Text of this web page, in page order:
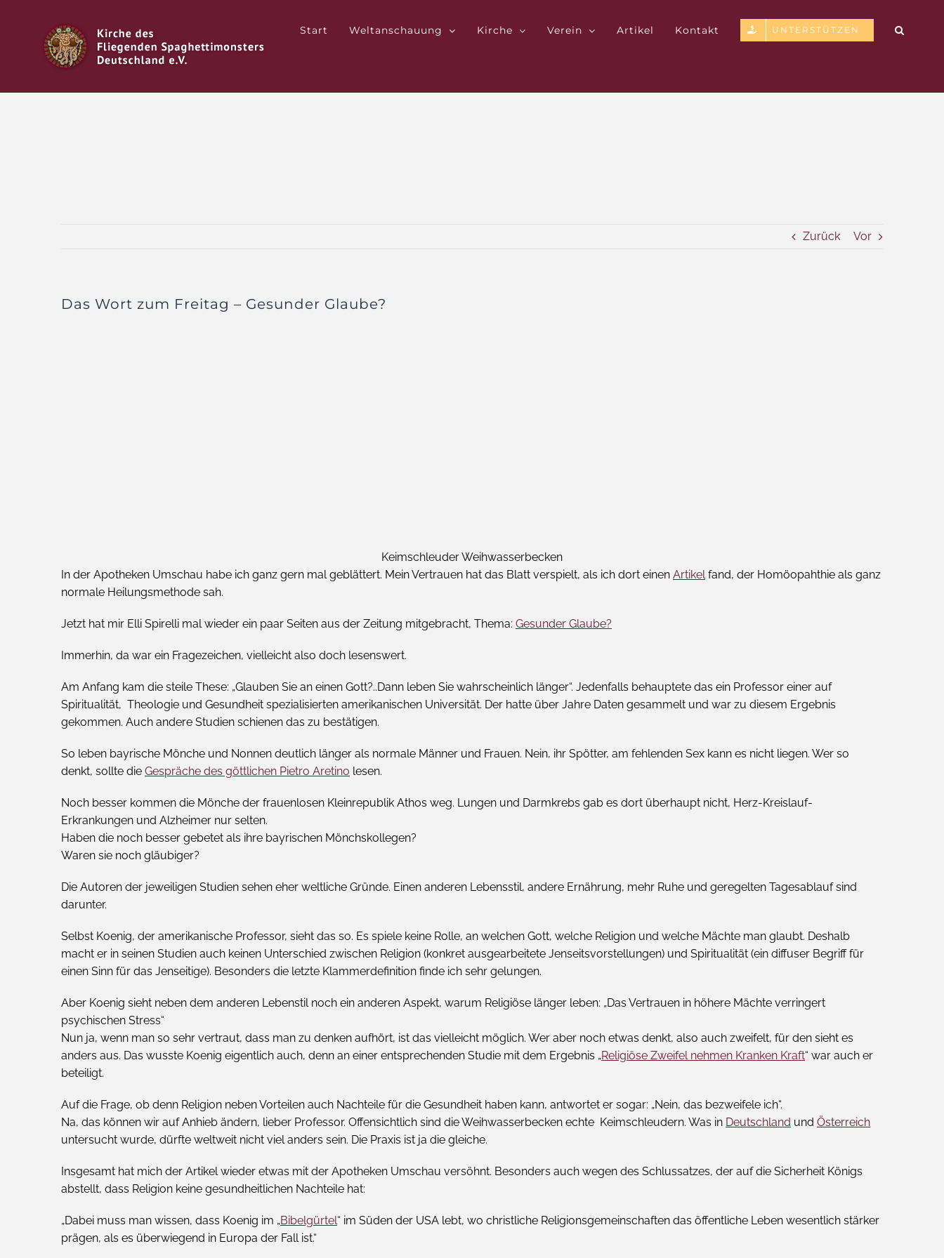
Start Weltanschauung Kirche Verein Artikel Kontakt UNTERSTÜTZEN
Zurück Vor
Das Wort zum Freitag – Gesunder Glaube?
Keimschleuder Weihwasserbecken
In der Apotheken Umschau habe ich ganz gern mal geblättert. Mein Vertrauen hat das Blatt verspielt, als ich dort einen Artikelfand, der Homöopahthie als ganz
normale Heilungsmethode sah.
Jetzt hat mir Elli Spirelli mal wieder ein paar Seiten aus der Zeitung mitgebracht, Thema: Gesunder Glaube?
Immerhin, da war ein Fragezeichen, vielleicht also doch lesenswert.
Am Anfang kam die steile These: „Glauben Sie an einen Gott?..Dann leben Sie wahrscheinlich länger“. Jedenfalls behauptete das ein Professor einer auf
Spiritualität, Theologie und Gesundheit spezialisierten amerikanischen Universität. Der hatte über Jahre Daten gesammelt und war zu diesem Ergebnis
gekommen. Auch andere Studien schienen das zu bestätigen.
So leben bayrische Mönche und Nonnen deutlich länger als normale Männer und Frauen. Nein, ihr Spötter, am fehlenden Sex kann es nicht liegen. Wer so
denkt, sollte die Gespräche des göttlichen Pietro Aretino lesen.
Noch besser kommen die Mönche der frauenlosen Kleinrepublik Athos weg. Lungen und Darmkrebs gab es dort überhaupt nicht, Herz-Kreislauf-
Erkrankungen und Alzheimer nur selten.
Haben die noch besser gebetet als ihre bayrischen Mönchskollegen?
Waren sie noch gläubiger?
Die Autoren der jeweiligen Studien sehen eher weltliche Gründe. Einen anderen Lebensstil, andere Ernährung, mehr Ruhe und geregelten Tagesablauf sind
darunter.
Selbst Koenig, der amerikanische Professor, sieht das so. Es spiele keine Rolle, an welchen Gott, welche Religion und welche Mächte man glaubt. Deshalb
macht er in seinen Studien auch keinen Unterschied zwischen Religion (konkret ausgearbeitete Jenseitsvorstellungen) und Spiritualität (ein diffuser Begriff für
einen Sinn für das Jenseitige). Besonders die letzte Klammerdefinition finde ich sehr gelungen.
Aber Koenig sieht neben dem anderen Lebenstil noch ein anderen Aspekt, warum Religiöse länger leben: „Das Vertrauen in höhere Mächte verringert
psychischen Stress“
Nun ja, wenn man so sehr vertraut, dass man zu denken aufhört, ist das vielleicht möglich. Wer aber noch etwas denkt, also auch zweifelt, für den sieht es
anders aus. Das wusste Koenig eigentlich auch, denn an einer entsprechenden Studie mit dem Ergebnis „Religiöse Zweifel nehmen Kranken Kraft“ war auch er
beteiligt.
Auf die Frage, ob denn Religion neben Vorteilen auch Nachteile für die Gesundheit haben kann, antwortet er sogar: „Nein, das bezweifele ich“.
Na, das können wir auf Anhieb ändern, lieber Professor. Offensichtlich sind die Weihwasserbecken echte Keimschleudern. Was in Deutschland und Österreich
untersucht wurde, dürfte weltweit nicht viel anders sein. Die Praxis ist ja die gleiche.
Insgesamt hat mich der Artikel wieder etwas mit der Apotheken Umschau versöhnt. Besonders auch wegen des Schlussatzes, der auf die Sicherheit Königs
abstellt, dass Religion keine gesundheitlichen Nachteile hat:
„Dabei muss man wissen, dass Koenig im „Bibelgürtel“ im Süden der USA lebt, wo christliche Religionsgemeinschaften das öffentliche Leben wesentlich stärker
prägen, als es überwiegend in Europa der Fall ist.“